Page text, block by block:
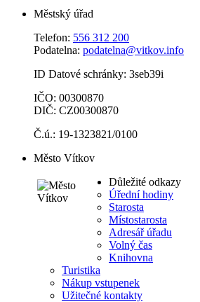
Městský úřad
Telefon: 556 312 200
Podatelna: podatelna@vitkov.info
ID Datové schránky: 3seb39i
IČO: 00300870
DIČ: CZ00300870
Č.ú.: 19-1323821/0100
Město Vítkov
Důležité odkazy
Úřední hodiny
Starosta
Místostarosta
Adresář úřadu
Volný čas
Knihovna
Turistika
Nákup vstupenek
Užitečné kontakty